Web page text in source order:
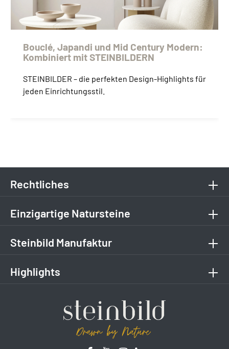
Bouclé, Japandi und Mid Century Modern:
Kombiniert mit STEINBILDERN
STEINBILDER – die perfekten Design-Highlights für
jeden Einrichtungsstil.
Rechtliches
Einzigartige Natursteine
Steinbild Manufaktur
Highlights